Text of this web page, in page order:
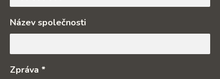
Název společnosti
Zpráva *